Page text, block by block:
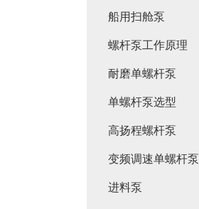
船用扫舱泵
螺杆泵工作原理
耐磨单螺杆泵
单螺杆泵选型
高扬程螺杆泵
变频调速单螺杆泵
进料泵